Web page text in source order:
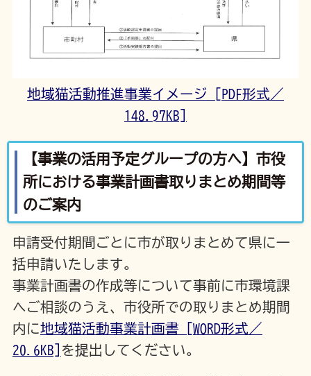
地域猫活動推進事業イメージ [PDF形式／
148.97KB]
【事業の活用予定グループの方へ】市役
所における事業計画書取りまとめ期間等
のご案内
申請受付期間ごとに市が取りまとめて県に一
括申請いたします。
事業計画書の作成等について事前に市環境課
へご相談のうえ、市役所での取りまとめ期間
内に地域猫活動事業計画書 [WORD形式／
20.6KB]
を提出してください。